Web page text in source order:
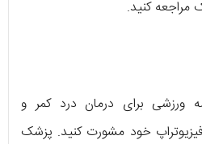
مراجعه کنید.
ورزشی برای درمان درد کمر و
خود مشورت کنید. پزشک